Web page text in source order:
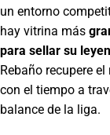
un entorno
hay vitrina más
para sellar su
Rebaño recupere
con el tiempo a
balance de la liga.